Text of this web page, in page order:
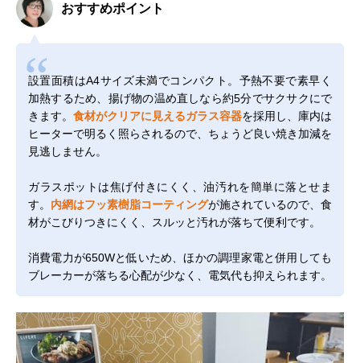
おすすめポイント
設置面積はA4サイズ未満でコンパクト。予熱不要で素早く
加熱するため、揚げ物の温め直しなら約5分でサクサクにで
きます。 食材がクリアに見えるガラス容器を採用し、庫内は
ヒーターで明るく照らされるので、ちょうど良い焼き加減を
見逃しません。
ガラスポットは焦げ付きにくく、油汚れを簡単に落とせま
す。 内網はフッ素樹脂コーティングが施されているので、食
材がこびりつきにくく、スルッと汚れが落ちて便利です。
消費電力が650Wと低いため、ほかの調理家電と併用しても
ブレーカーが落ちる心配が少なく、電気代も抑えられます。